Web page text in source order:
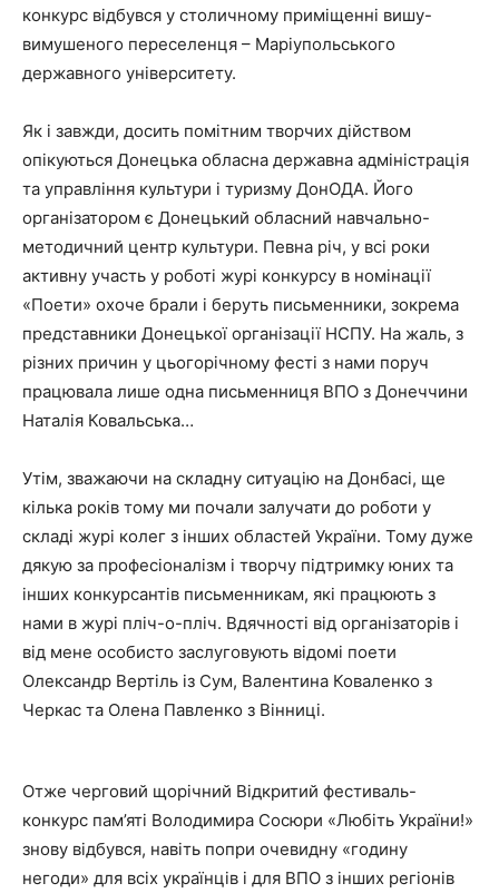
конкурс відбувся у столичному приміщенні вишу-
вимушеного переселенця – Маріупольського
державного університету.
Як і завжди, досить помітним творчих дійством
опікуються Донецька обласна державна адміністрація
та управління культури і туризму ДонОДА. Його
організатором є Донецький обласний навчально-
методичний центр культури. Певна річ, у всі роки
активну участь у роботі журі конкурсу в номінації
«Поети» охоче брали і беруть письменники, зокрема
представники Донецької організації НСПУ. На жаль, з
різних причин у цьогорічному фесті з нами поруч
працювала лише одна письменниця ВПО з Донеччини
Наталія Ковальська…
Утім, зважаючи на складну ситуацію на Донбасі, ще
кілька років тому ми почали залучати до роботи у
складі журі колег з інших областей України. Тому дуже
дякую за професіоналізм і творчу підтримку юних та
інших конкурсантів письменникам, які працюють з
нами в журі пліч-о-пліч. Вдячності від організаторів і
від мене особисто заслуговують відомі поети
Олександр Вертіль із Сум, Валентина Коваленко з
Черкас та Олена Павленко з Вінниці.
Отже черговий щорічний Відкритий фестиваль-
конкурс пам’яті Володимира Сосюри «Любіть України!»
знову відбувся, навіть попри очевидну «годину
негоди» для всіх українців і для ВПО з інших регіонів